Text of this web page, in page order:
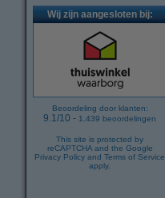
Wij zijn aangesloten bij:
Beoordeling door klanten:
9.1/10 - 1.439 beoordelingen
This site is protected by
reCAPTCHA and the Google
Privacy Policy and Terms of Service
apply.